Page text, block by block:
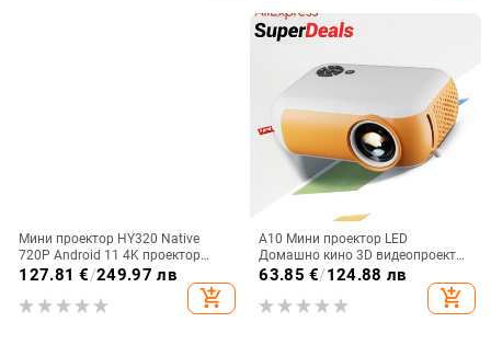
Мини проектор HY320 Native
720P Android 11 4K проектор
200ANSI Wifi6 BT5.0 Cinema
Outdoor Portable 180° Rotable
Projector
127.81 €/249.97 лв
add_shopping_cart
A10 Мини проектор LED
Домашно кино 3D видеопроектор
Медиен плейър Детско кино
Подарък Съвместим с USB Smart
TV BOX 1080P HD филм
63.85 €/124.88 лв
add_shopping_cart